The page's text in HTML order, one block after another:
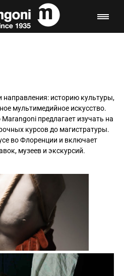
историю культуры,
мультимедийное искусство.
предлагает изучать на
курсов до магистратуры.
во Флоренции и включает
музеев и экскурсий.